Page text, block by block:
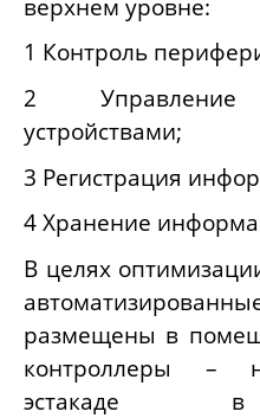
верхнем уровне:
1 Контроль
2 Управление
устройствами;
3 Регистрация
4 Хранение
В целях
размещены в
контроллеры –
эстакаде в